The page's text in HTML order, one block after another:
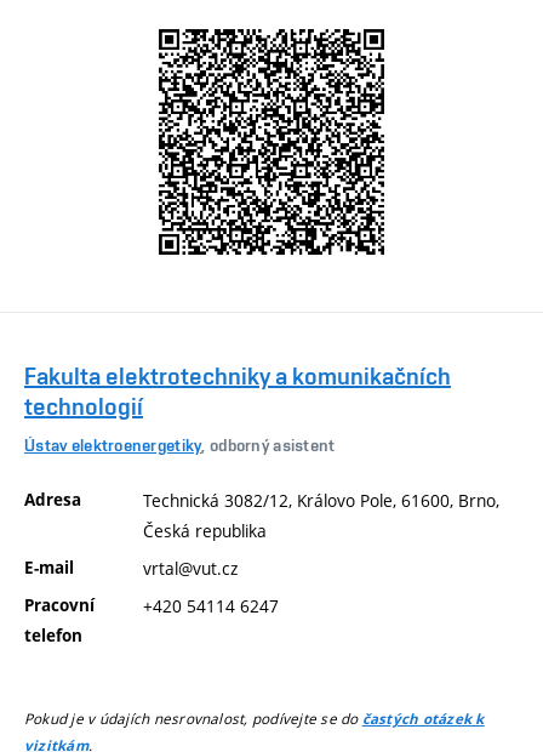
Fakulta elektrotechniky a komunikačních
technologií
Ústav elektroenergetiky, odborný asistent
Adresa
Technická 3082/12, Královo Pole, 61600, Brno,
Česká republika
E-mail vrtal@vut.cz
Pracovní
telefon
+420 54114 6247
Pokud je v údajích nesrovnalost, podívejte se do častých otázek k
vizitkám.